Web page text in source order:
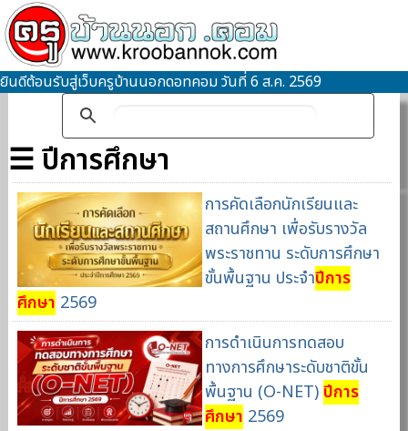
ยินดีต้อนรับสู่เว็บครูบ้านนอกดอทคอม วันที่ 6 ส.ค. 2569
☰ ปีการศึกษา
การคัดเลือกนักเรียนและ
สถานศึกษา เพื่อรับรางวัล
พระราชทาน ระดับการศึกษา
ขั้นพื้นฐาน ประจำปีการ
ศึกษา 2569
การดำเนินการทดสอบ
ทางการศึกษาระดับชาติขั้น
พื้นฐาน (O-NET)ปีการ
ศึกษา 2569